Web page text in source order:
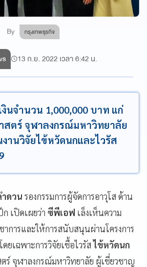
By กรุงเทพธุรกิจ
13 ก.ย. 2022 เวลา 6:42 น.
นจำนวน 1,000,000 บาท แก่
ตร์ จุฬาลงกรณ์มหาวิทยาลัย
านวิจัยไข้หวัดนกและไวรัส
ดวน รองกรรมการผู้จัดการอาวุโส ด้าน
เปิดเผยว่า ซีพีเอฟ เล็งเห็นความ
การและให้การสนับสนุนผ่านโครงการ
ยเฉพาะการวิจัยเชื้อไวรัสไข้หวัดนก
ร์ จุฬาลงกรณ์มหาวิทยาลัย ผู้เชี่ยวชาญ